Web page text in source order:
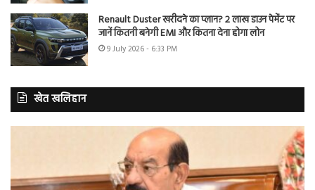
Renault Duster खरीदने का प्लान? 2 लाख डाउन पेमेंट पर
जानें कितनी बनेगी EMI और कितना देना होगा लोन
9 July 2026 - 6:33 PM
खेत खलिहान